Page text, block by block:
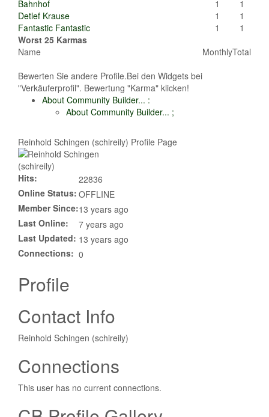
Bahnhof 1
1
Detlef Krause
1
1
Fantastic Fantastic
1
1
Worst 25 Karmas
Name
MonthlyTotal
Bewerten Sie andere Profile.Bei den Widgets bei
"Verkäuferprofil". Bewertung "Karma" klicken!
About Community Builder... :
About Community Builder... ;
Reinhold Schingen (schireily) Profile Page
Hits:
22836
Online Status: OFFLINE
Member Since:13 years ago
Last Online:
7 years ago
Last Updated: 13 years ago
Connections: 0
Profile
Contact Info
Reinhold Schingen (schireily)
Connections
This user has no current connections.